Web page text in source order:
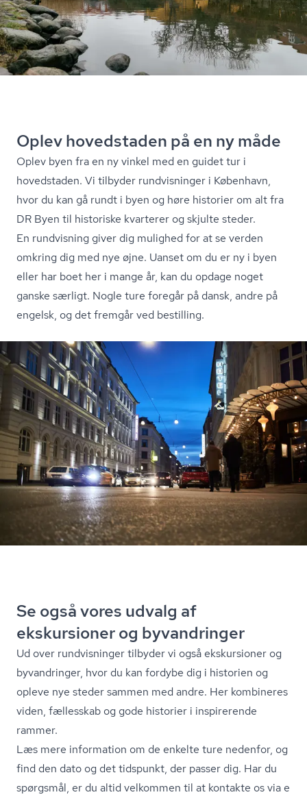
Oplev hovedstaden på en ny måde
Oplev byen fra en ny vinkel med en guidet tur i
hovedstaden. Vi tilbyder rundvisninger i København,
hvor du kan gå rundt i byen og høre historier om alt fra
DR Byen til historiske kvarterer og skjulte steder.
En rundvisning giver dig mulighed for at se verden
omkring dig med nye øjne. Uanset om du er ny i byen
eller har boet her i mange år, kan du opdage noget
ganske særligt. Nogle ture foregår på dansk, andre på
engelsk, og det fremgår ved bestilling.
Se også vores udvalg af
ekskursioner og byvandringer
Ud over rundvisninger tilbyder vi også ekskursioner og
byvandringer, hvor du kan fordybe dig i historien og
opleve nye steder sammen med andre. Her kombineres
viden, fællesskab og gode historier i inspirerende
rammer.
Læs mere information om de enkelte ture nedenfor, og
find den dato og det tidspunkt, der passer dig. Har du
spørgsmål, er du altid velkommen til at kontakte os via e